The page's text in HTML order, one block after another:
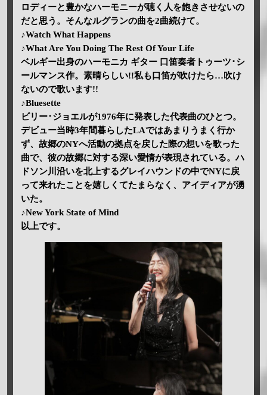
ロディーと豊かなハーモニーが聴く人を飽きさせないの
だと思う。そんなルグランの曲を2曲続けて。
♪Watch What Happens
♪What Are You Doing The Rest Of Your Life
ベルギー出身のハーモニカ ギター 口笛奏者トゥーツ･シ
ールマンス作。素晴らしい!!私も口笛が吹けたら…吹け
ないので歌います!!
♪Bluesette
ビリー･ジョエルが1976年に発表した代表曲のひとつ。
デビュー当時3年間暮らしたLAではあまりうまく行か
ず、故郷のNYへ活動の拠点を戻した際の想いを歌った
曲で、彼の故郷に対する深い愛情が表現されている。ハ
ドソン川沿いを北上するグレイハウンドの中でNYに戻
って来れたことを嬉しくてたまらなく、アイディアが湧
いた。
♪New York State of Mind
以上です。